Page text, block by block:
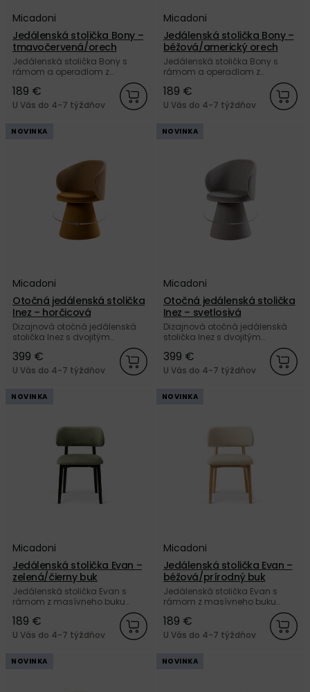
Micadoni
Jedálenská stolička Bony –
tmavočervená/orech
Jedálenská stolička Bony s
rámom a operadlom z
orechového dreva a so
sedákom čalúneným
tmavočervenou zamatovou
Micadoni.
189 €
U Vás do 4-7 týždňov
Micadoni
Jedálenská stolička Bony –
béžová/americký orech
Jedálenská stolička Bony s
rámom a operadlom z
americký orech a so sedákom
čalúneným béžovou
zamatovou tkaninou Velvet od
189 €
U Vás do 4-7 týždňov
NOVINKA
Micadoni
Otočná jedálenská stolička
Inez – horčicová
Dizajnová otočná jedálenská
stolička Inez s dvojitým
čalúnením horčicovej a žltej
farby od značky Micadoni.
399 €
U Vás do 4-7 týždňov
NOVINKA
Micadoni
Otočná jedálenská stolička
Inez – svetlosivá
Dizajnová otočná jedálenská
stolička Inez s dvojitým
čalúnením svetlosivej farby od
značky Micadoni.
399 €
U Vás do 4-7 týždňov
NOVINKA
Micadoni
Jedálenská stolička Evan –
zelená/čierny buk
Jedálenská stolička Evan s
rámom z masívneho buku
čiernej farby, a so sedákom a
operadlom čalúnenými
zelenou zamatovou tkaninou
Velvet od značky Micadoni.
189 €
U Vás do 4-7 týždňov
NOVINKA
Micadoni
Jedálenská stolička Evan –
béžová/prírodný buk
Jedálenská stolička Evan s
rámom z masívneho buku
prírodnej farby, a so sedákom
a operadlom čalúnenými
béžovou tkaninou Bouclé od
značky Micadoni.
189 €
U Vás do 4-7 týždňov
NOVINKA NOVINKA